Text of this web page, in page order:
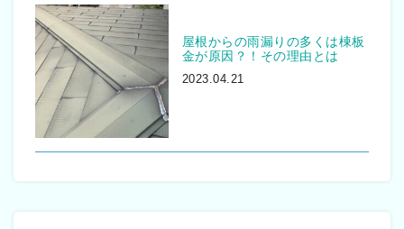
屋根からの雨漏りの多くは棟板
金が原因？！その理由とは
2023.04.21